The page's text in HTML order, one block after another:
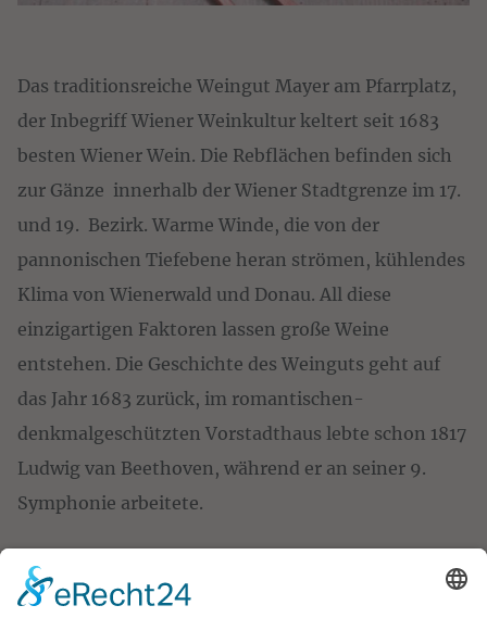
Das traditionsreiche Weingut Mayer am Pfarrplatz,
der Inbegriff Wiener Weinkultur keltert seit 1683
besten Wiener Wein. Die Rebflächen befinden sich
zur Gänze innerhalb der Wiener Stadtgrenze im 17.
und 19. Bezirk. Warme Winde, die von der
pannonischen Tiefebene heran strömen, kühlendes
Klima von Wienerwald und Donau. All diese
einzigartigen Faktoren lassen große Weine
entstehen. Die Geschichte des Weinguts geht auf
das Jahr 1683 zurück, im romantischen-
denkmalgeschützten Vorstadthaus lebte schon 1817
Ludwig van Beethoven, während er an seiner 9.
Symphonie arbeitete.